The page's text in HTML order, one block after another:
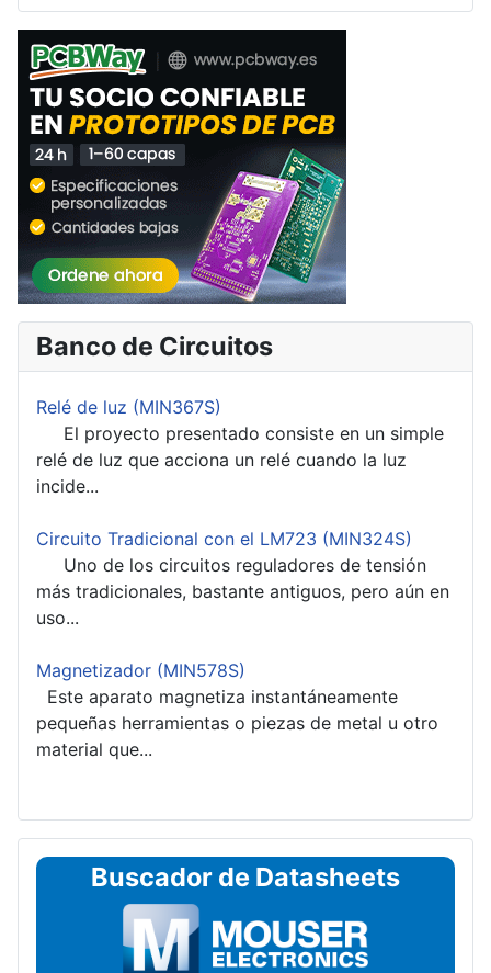
Banco de Circuitos
Relé de luz (MIN367S)
El proyecto presentado consiste en un simple
relé de luz que acciona un relé cuando la luz
incide...
Circuito Tradicional con el LM723 (MIN324S)
Uno de los circuitos reguladores de tensión
más tradicionales, bastante antiguos, pero aún en
uso...
Magnetizador (MIN578S)
Este aparato magnetiza instantáneamente
pequeñas herramientas o piezas de metal u otro
material que...
Buscador de Datasheets